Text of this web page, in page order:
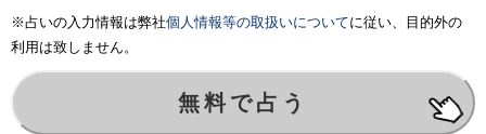
※占いの入力情報は弊社個人情報等の取扱いについてに従い、目的外の
利用は致しません。